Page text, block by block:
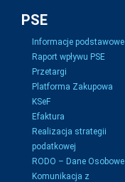
PSE
Informacje podstawowe
Raport wpływu PSE
Przetargi
Platforma Zakupowa
KSeF
Efaktura
Realizacja strategii
podatkowej
RODO – Dane Osobowe
Komunikacja z